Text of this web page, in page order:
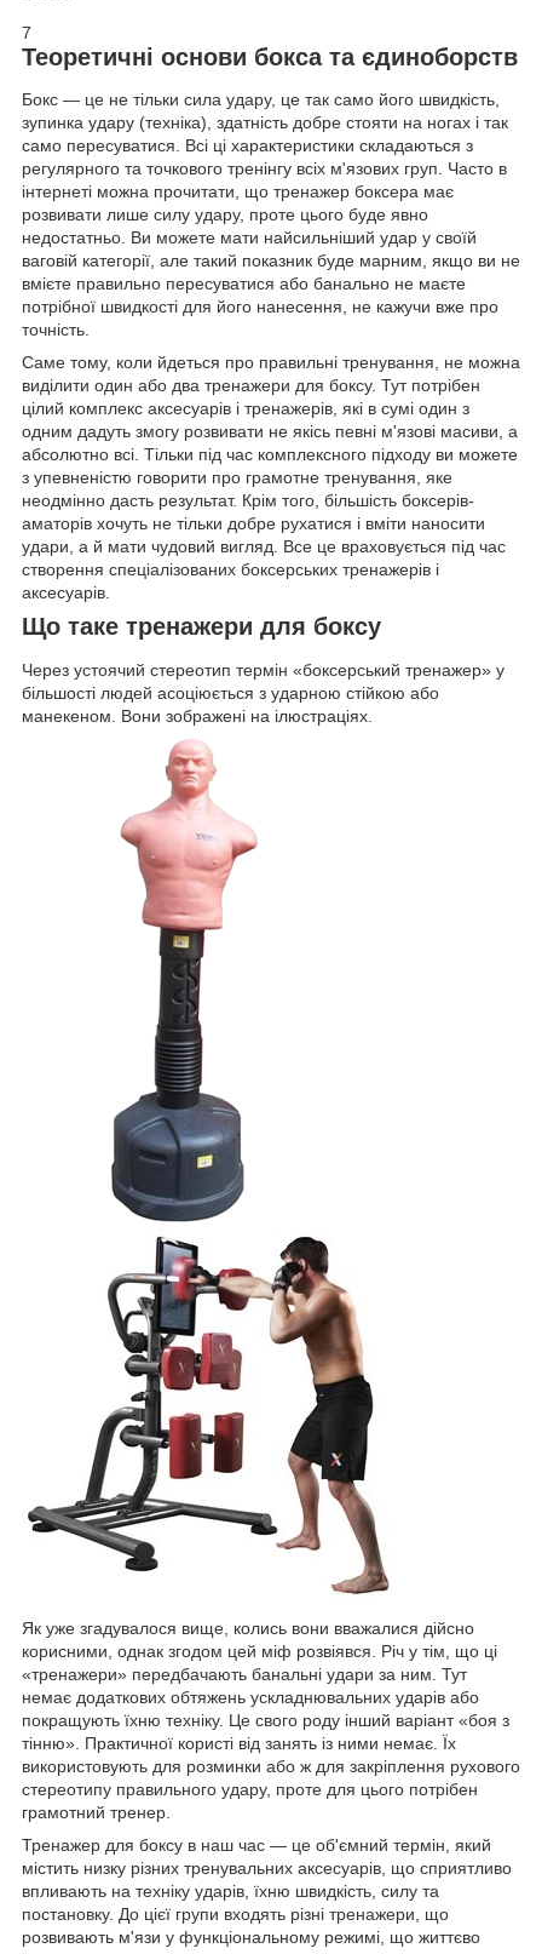
7
Теоретичні основи бокса та єдиноборств
Бокс — це не тільки сила удару, це так само його швидкість,
зупинка удару (техніка), здатність добре стояти на ногах і так
само пересуватися. Всі ці характеристики складаються з
регулярного та точкового тренінгу всіх м'язових груп. Часто в
інтернеті можна прочитати, що тренажер боксера має
розвивати лише силу удару, проте цього буде явно
недостатньо. Ви можете мати найсильніший удар у своїй
ваговій категорії, але такий показник буде марним, якщо ви не
вмієте правильно пересуватися або банально не маєте
потрібної швидкості для його нанесення, не кажучи вже про
точність.
Саме тому, коли йдеться про правильні тренування, не можна
виділити один або два тренажери для боксу. Тут потрібен
цілий комплекс аксесуарів і тренажерів, які в сумі один з
одним дадуть змогу розвивати не якісь певні м'язові масиви, а
абсолютно всі. Тільки під час комплексного підходу ви можете
з упевненістю говорити про грамотне тренування, яке
неодмінно дасть результат. Крім того, більшість боксерів-
аматорів хочуть не тільки добре рухатися і вміти наносити
удари, а й мати чудовий вигляд. Все це враховується під час
створення спеціалізованих боксерських тренажерів і
аксесуарів.
Що таке тренажери для боксу
Через устоячий стереотип термін «боксерський тренажер» у
більшості людей асоціюється з ударною стійкою або
манекеном. Вони зображені на ілюстраціях.
Як уже згадувалося вище, колись вони вважалися дійсно
корисними, однак згодом цей міф розвіявся. Річ у тім, що ці
«тренажери» передбачають банальні удари за ним. Тут
немає додаткових обтяжень ускладнювальних ударів або
покращують їхню техніку. Це свого роду інший варіант «боя з
тінню». Практичної користі від занять із ними немає. Їх
використовують для розминки або ж для закріплення рухового
стереотипу правильного удару, проте для цього потрібен
грамотний тренер.
Тренажер для боксу в наш час — це об'ємний термін, який
містить низку різних тренувальних аксесуарів, що сприятливо
впливають на техніку ударів, їхню швидкість, силу та
постановку. До цієї групи входять різні тренажери, що
розвивають м'язи у функціональному режимі, що життєво